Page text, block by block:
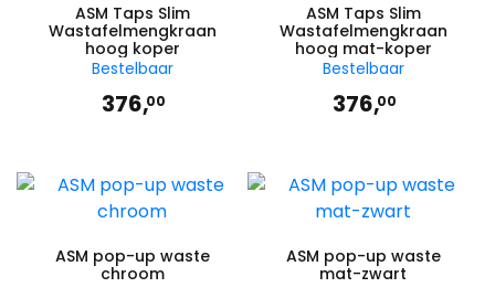
ASM Taps Slim
Wastafelmengkraan
hoog koper
Bestelbaar
376,00
ASM Taps Slim
Wastafelmengkraan
hoog mat-koper
Bestelbaar
376,00
ASM pop-up waste
chroom
ASM pop-up waste
mat-zwart